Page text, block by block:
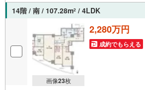
14階 / 南 / 107.28m2 / 4LDK
画像23枚
2,280万円
成約でもらえる